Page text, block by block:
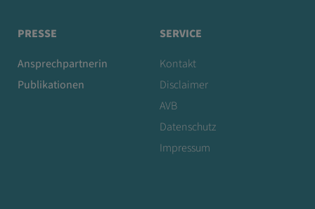
PRESSE
Ansprechpartnerin
Publikationen
SERVICE
Kontakt
Disclaimer
AVB
Datenschutz
Impressum